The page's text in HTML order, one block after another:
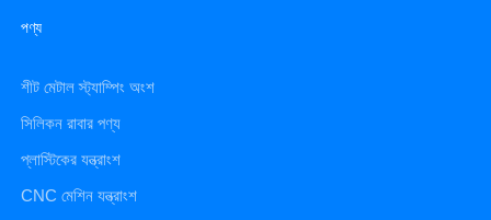
পণ্য
শীট মেটাল স্ট্যাম্পিং অংশ
সিলিকন রাবার পণ্য
প্লাস্টিকের যন্ত্রাংশ
CNC মেশিন যন্ত্রাংশ